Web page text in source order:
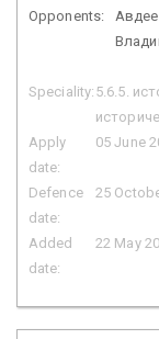
Opponents:
Speciality: 5.6.5.
Apply
date:
05 June
Defence
date:
25
Added
date:
22 May